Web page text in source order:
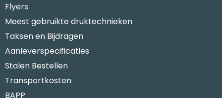
Flyers
Meest gebruikte druktechnieken
Taksen en Bijdragen
Aanleverspecificaties
Stalen Bestellen
Transportkosten
BAPP